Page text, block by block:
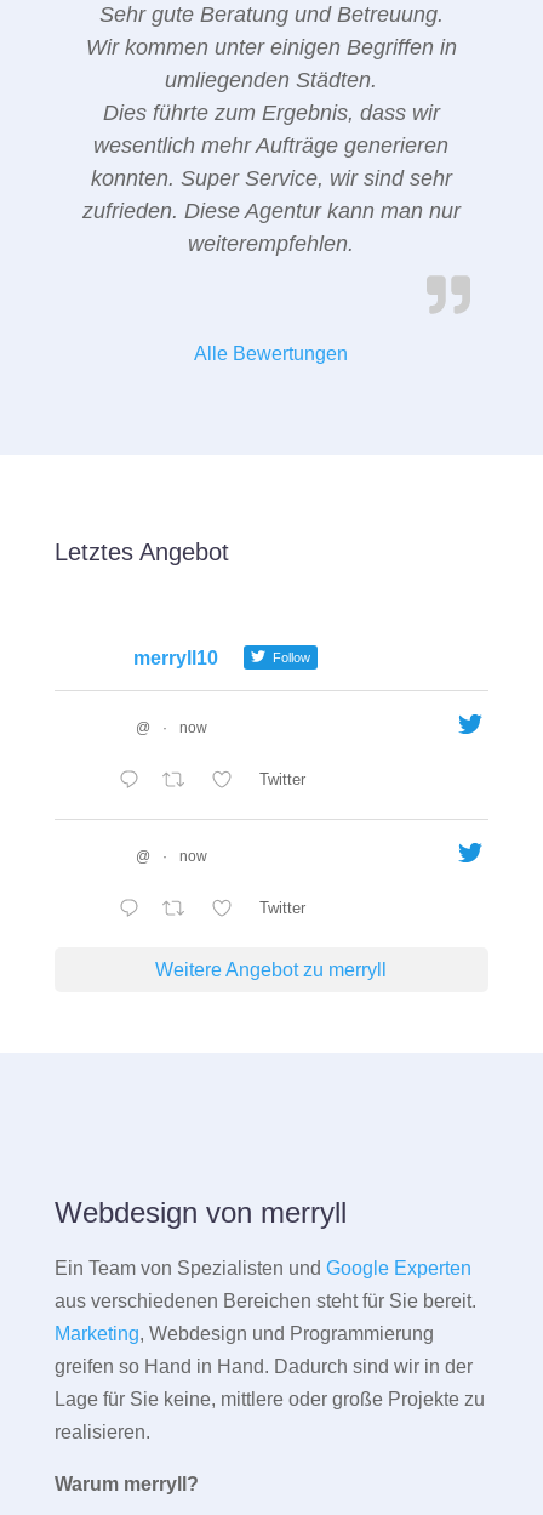
Sehr gute Beratung und Betreuung.
Wir kommen unter einigen Begriffen in
umliegenden Städten.
Dies führte zum Ergebnis, dass wir
wesentlich mehr Aufträge generieren
konnten. Super Service, wir sind sehr
zufrieden. Diese Agentur kann man nur
weiterempfehlen.
Alle Bewertungen
Letztes Angebot
merryll10 Follow
@ · now
Twitter
@ · now
Twitter
Weitere Angebot zu merryll
Webdesign von merryll
Ein Team von Spezialisten und Google Experten
aus verschiedenen Bereichen steht für Sie bereit.
Marketing, Webdesign und Programmierung
greifen so Hand in Hand. Dadurch sind wir in der
Lage für Sie keine, mittlere oder große Projekte zu
realisieren.
Warum merryll?